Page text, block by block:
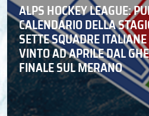
ALPS HOCKEY LEAGUE:
CALENDARIO DELLA
SETTE SQUADRE
VINTO AD APRILE DAL
FINALE SUL MERANO